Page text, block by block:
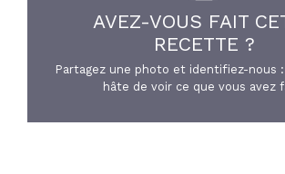
AVEZ-VOUS FAIT
RECETTE ?
Partagez une photo et identifiez-nous
hâte de voir ce que vous avez